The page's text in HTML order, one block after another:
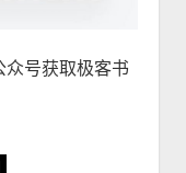
号获取极客书